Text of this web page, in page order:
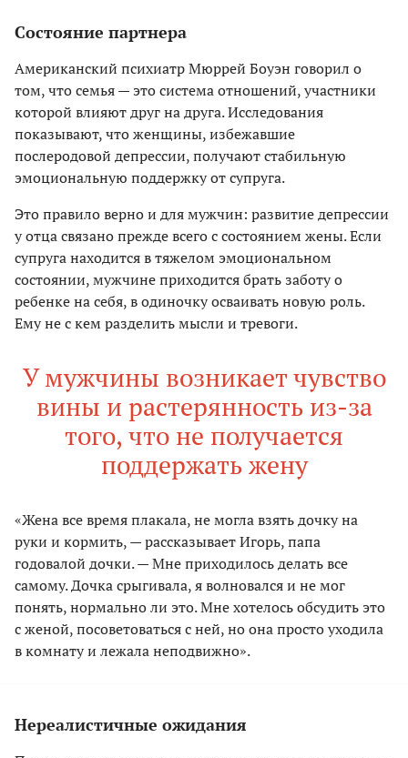
Состояние партнера
Американский психиатр Мюррей Боуэн говорил о
том, что семья — это система отношений, участники
которой влияют друг на друга. Исследования
показывают, что женщины, избежавшие
послеродовой депрессии, получают стабильную
эмоциональную поддержку от супруга.
Это правило верно и для мужчин: развитие депрессии
у отца связано прежде всего с состоянием жены. Если
супруга находится в тяжелом эмоциональном
состоянии, мужчине приходится брать заботу о
ребенке на себя, в одиночку осваивать новую роль.
Ему не с кем разделить мысли и тревоги.
У мужчины возникает чувство
вины и растерянность из-за
того, что не получается
поддержать жену
«Жена все время плакала, не могла взять дочку на
руки и кормить, — рассказывает Игорь, папа
годовалой дочки. — Мне приходилось делать все
самому. Дочка срыгивала, я волновался и не мог
понять, нормально ли это. Мне хотелось обсудить это
с женой, посоветоваться с ней, но она просто уходила
в комнату и лежала неподвижно».
Нереалистичные ожидания